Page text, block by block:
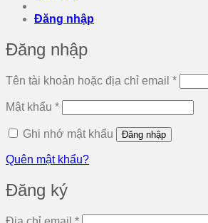
Đăng nhập
Đăng nhập
Tên tài khoản hoặc địa chỉ email *Bắt
buộc
Mật khẩu *Bắt
buộc
Ghi nhớ mật khẩu
Đăng nhập
Quên mật khẩu?
Đăng ký
Bắt